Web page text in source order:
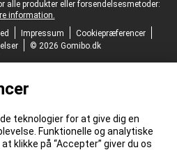
alle produkter eller forsendelsesmetoder:
information.
Impressum
Cookiepræferencer
© 2026 Gomibo.dk
teknologier for at give dig en
Funktionelle og analytiske
klikke på “Accepter” giver du os